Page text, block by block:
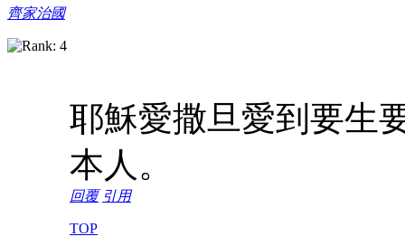
齊家治國
耶穌愛撒旦愛到要生
本人。
回覆 引用
TOP